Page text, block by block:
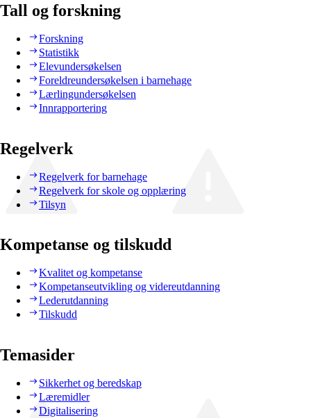
Tall og forskning
Forskning
Statistikk
Elevundersøkelsen
Foreldreundersøkelsen i barnehage
Lærlingundersøkelsen
Innrapportering
Regelverk
Regelverk for barnehage
Regelverk for skole og opplæring
Tilsyn
Kompetanse og tilskudd
Kvalitet og kompetanse
Kompetanseutvikling og videreutdanning
Lederutdanning
Tilskudd
Temasider
Sikkerhet og beredskap
Læremidler
Digitalisering